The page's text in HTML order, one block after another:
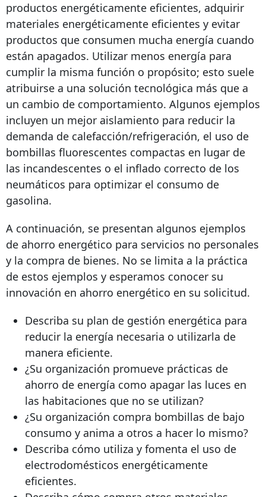
productos energéticamente eficientes, adquirir
materiales energéticamente eficientes y evitar
productos que consumen mucha energía cuando
están apagados. Utilizar menos energía para
cumplir la misma función o propósito; esto suele
atribuirse a una solución tecnológica más que a
un cambio de comportamiento. Algunos ejemplos
incluyen un mejor aislamiento para reducir la
demanda de calefacción/refrigeración, el uso de
bombillas fluorescentes compactas en lugar de
las incandescentes o el inflado correcto de los
neumáticos para optimizar el consumo de
gasolina.
A continuación, se presentan algunos ejemplos
de ahorro energético para servicios no personales
y la compra de bienes. No se limita a la práctica
de estos ejemplos y esperamos conocer su
innovación en ahorro energético en su solicitud.
Describa su plan de gestión energética para
reducir la energía necesaria o utilizarla de
manera eficiente.
¿Su organización promueve prácticas de
ahorro de energía como apagar las luces en
las habitaciones que no se utilizan?
¿Su organización compra bombillas de bajo
consumo y anima a otros a hacer lo mismo?
Describa cómo utiliza y fomenta el uso de
electrodomésticos energéticamente
eficientes.